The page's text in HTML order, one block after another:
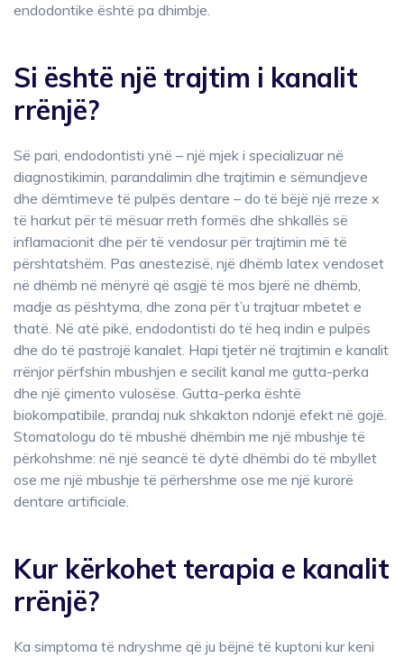
endodontike është pa dhimbje.
Si është një trajtim i kanalit
rrënjë?
Së pari, endodontisti ynë – një mjek i specializuar në
diagnostikimin, parandalimin dhe trajtimin e sëmundjeve
dhe dëmtimeve të pulpës dentare – do të bëjë një rreze x
të harkut për të mësuar rreth formës dhe shkallës së
inflamacionit dhe për të vendosur për trajtimin më të
përshtatshëm. Pas anestezisë, një dhëmb latex vendoset
në dhëmb në mënyrë që asgjë të mos bjerë në dhëmb,
madje as pështyma, dhe zona për t’u trajtuar mbetet e
thatë. Në atë pikë, endodontisti do të heq indin e pulpës
dhe do të pastrojë kanalet. Hapi tjetër në trajtimin e kanalit
rrënjor përfshin mbushjen e secilit kanal me gutta-perka
dhe një çimento vulosëse. Gutta-perka është
biokompatibile, prandaj nuk shkakton ndonjë efekt në gojë.
Stomatologu do të mbushë dhëmbin me një mbushje të
përkohshme: në një seancë të dytë dhëmbi do të mbyllet
ose me një mbushje të përhershme ose me një kurorë
dentare artificiale.
Kur kërkohet terapia e kanalit
rrënjë?
Ka simptoma të ndryshme që ju bëjnë të kuptoni kur keni